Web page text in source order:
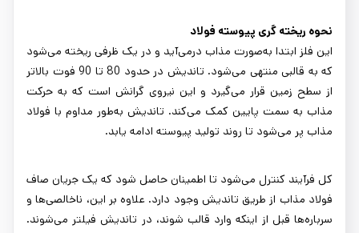
نحوه ریخته گری پیوسته فولاد
این فلز ابتدا به‌صورت مذاب درمی‌آید و در یک ظرفی ریخته می‌شود
که به قالبی منتهی می‌شود. تاندیش در حدود 80 تا 90 فوت بالاتر
از سطح زمین قرار می‌گیرد و این نیروی گرانش است که به حرکت
مذاب به سمت پایین کمک می‌کند. تاندیش به‌طور مداوم با فولاد
مذاب پر می‌شود تا روند تولید پیوسته ادامه یابد.
کل فرآیند کنترل می‌شود تا اطمینان حاصل شود که یک جریان صاف
فولاد مذاب از طریق تاندیش وجود دارد. علاوه بر این، ناخالصی‌ها و
سرباره‌ها قبل از اینکه وارد قالب شوند، در تاندیش فیلتر می‌شوند.